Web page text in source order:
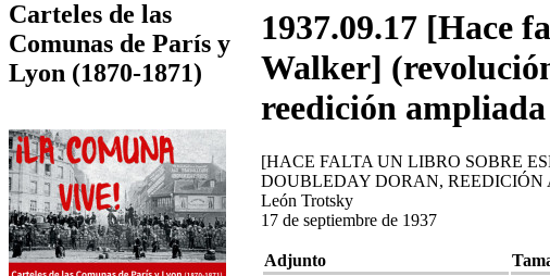
Carteles de las
Comunas de París y
Lyon (1870-1871)
1937.09.17 [Hace
Walker]
reedición
[HACE FALTA UN LIBRO SOBRE
DOUBLEDAY DORAN,
León Trotsky
17 de septiembre de 1937
Adjunto